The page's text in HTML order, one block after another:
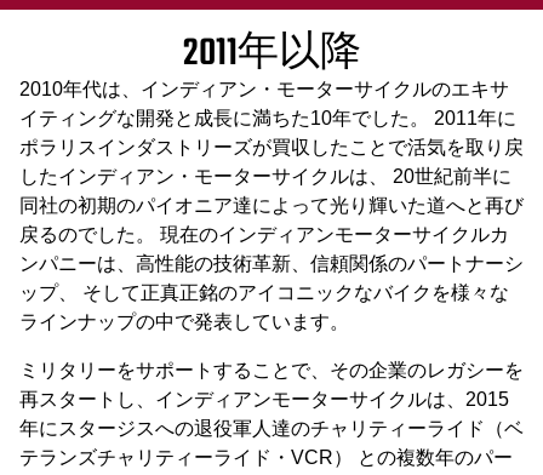
2011年以降
2010年代は、インディアン・モーターサイクルのエキサ
イティングな開発と成長に満ちた10年でした。 2011年に
ポラリスインダストリーズが買収したことで活気を取り戻
したインディアン・モーターサイクルは、 20世紀前半に
同社の初期のパイオニア達によって光り輝いた道へと再び
戻るのでした。 現在のインディアンモーターサイクルカ
ンパニーは、高性能の技術革新、信頼関係のパートナーシ
ップ、 そして正真正銘のアイコニックなバイクを様々な
ラインナップの中で発表しています。
ミリタリーをサポートすることで、その企業のレガシーを
再スタートし、インディアンモーターサイクルは、2015
年にスタージスへの退役軍人達のチャリティーライド（ベ
テランズチャリティーライド・VCR） との複数年のパー